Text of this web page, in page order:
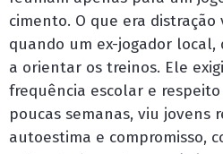
cimento. O que era distração
quando um ex-jogador local,
a orientar os treinos. Ele
frequência escolar e
poucas semanas, viu jovens
autoestima e compromisso,